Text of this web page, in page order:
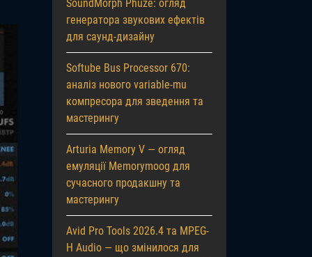
SoundMorph Phuze: огляд
генератора звукових ефектів
для саунд-дизайну
Softube Bus Processor 670:
аналіз нового variable-mu
компресора для зведення та
мастерингу
Arturia Memory V — огляд
емуляції Memorymoog для
сучасного продакшну та
мастерингу
Avid Pro Tools 2026.4 та MPEG-
H Audio — що змінилося для